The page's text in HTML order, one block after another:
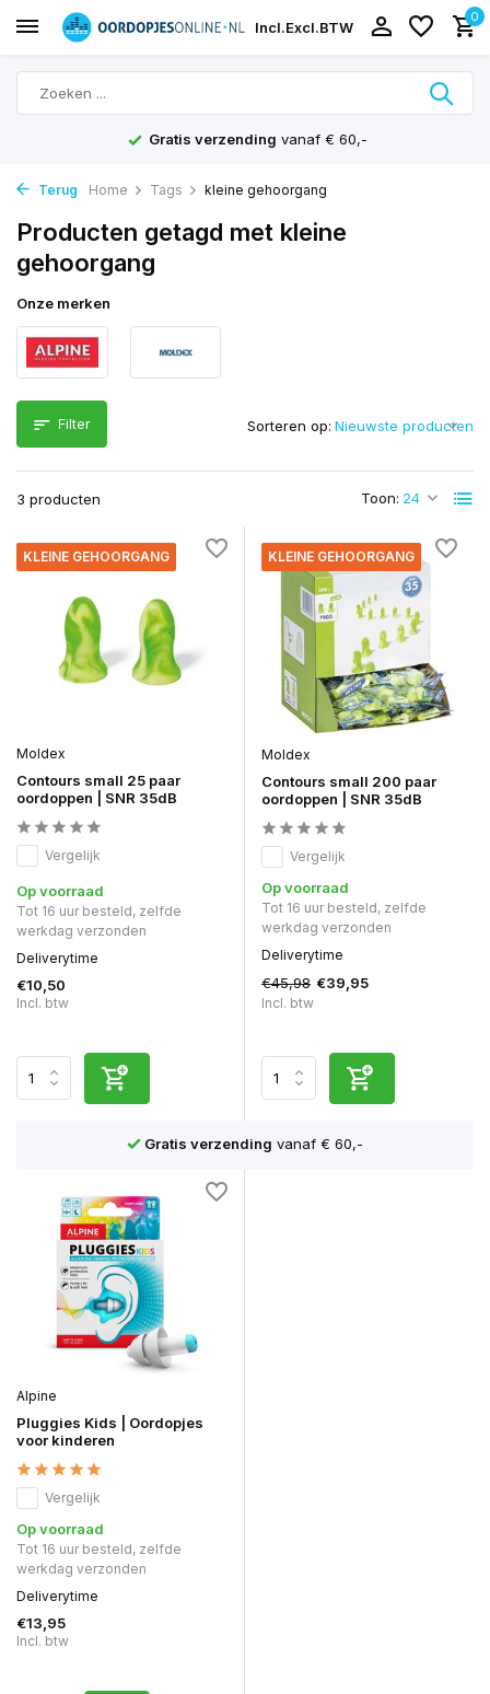
Incl.Excl.BTW
0
Gratis verzending vanaf € 60,-
Terug Home Tags kleine gehoorgang
Producten getagd met kleine
gehoorgang
Onze merken
Filter
3 producten Toon:
Sorteren op:
KLEINE GEHOORGANG
Moldex
Contours small 25 paar
oordoppen | SNR 35dB
Vergelijk
Op voorraad
Tot 16 uur besteld, zelfde
werkdag verzonden
Deliverytime
€10,50
Incl. btw
KLEINE GEHOORGANG
Moldex
Contours small 200 paar
oordoppen | SNR 35dB
Vergelijk
Op voorraad
Tot 16 uur besteld, zelfde
werkdag verzonden
Deliverytime
€45,98 €39,95
Incl. btw
Gratis verzending vanaf € 60,-
Alpine
Pluggies Kids | Oordopjes
voor kinderen
Vergelijk
Op voorraad
Tot 16 uur besteld, zelfde
werkdag verzonden
Deliverytime
€13,95
Incl. btw